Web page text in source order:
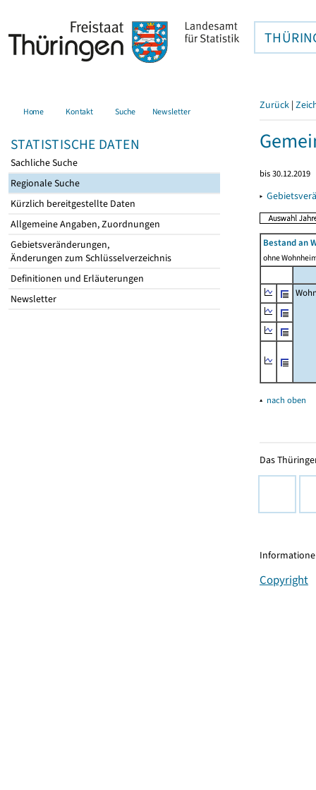
Home Kontakt Suche Newsletter
STATISTISCHE DATEN
Sachliche Suche
Regionale Suche
Kürzlich bereitgestellte Daten
Allgemeine Angaben, Zuordnungen
Gebietsveränderungen,
Änderungen zum Schlüsselverzeichnis
Definitionen und Erläuterungen
Newsletter
Zurück |
bis 30.12.2019
▸
Bestand an
ohne
▴ nach oben
Das
Copyright